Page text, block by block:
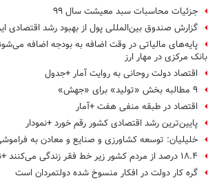
جزئیات محاسبات سبد معیشت سال ۹۹
گزارش صندوق بین‌المللی پول از بهبود رشد اقتصادی
پایه‌های مالیاتی در وقت اضافه به بودجه اضافه
بانک مرکزی در مهار ارز
اقتصاد دولت روحانی به روایت آمار +جدول
۹‌ مطالبه بخش «تولید» برای «جهش»
اقتصاد در طبقه منفی هفت +آمار
پایین‌ترین رشد اقتصادی کشور رقم خورد +نمودار
خلیلیان: توسعه کشاورزی و صنایع و معادن به
۱۸.۴ درصد از مردم کشور زیر خط فقر زندگی می‌کنند +نمودار
گره کار دولت در افکار منسوخ شده دولتمردان است